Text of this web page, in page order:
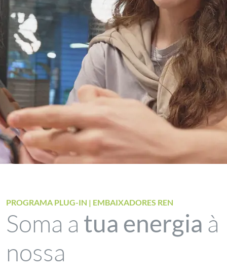
PROGRAMA PLUG-IN | EMBAIXADORES REN
Soma a tua energia à
nossa